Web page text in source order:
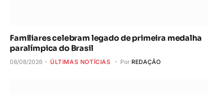
Familiares celebram legado de primeira medalha
paralímpica do Brasil
08/08/2026 ÚLTIMAS NOTÍCIAS Por REDAÇÃO